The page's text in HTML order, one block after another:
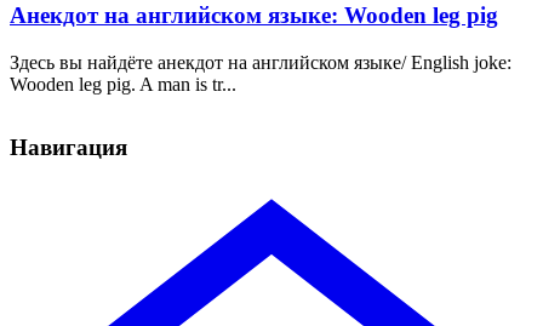
Анекдот на английском языке: Wooden leg pig
Здесь вы найдёте анекдот на английском языке/ English joke:
Wooden leg pig. A man is tr...
Навигация